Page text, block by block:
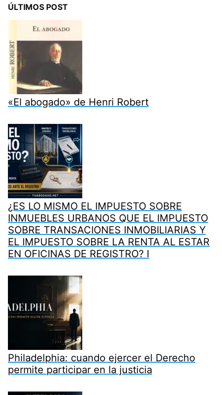
ÚLTIMOS POST
«El abogado» de Henri Robert
¿ES LO MISMO EL IMPUESTO SOBRE
INMUEBLES URBANOS QUE EL IMPUESTO
SOBRE TRANSACIONES INMOBILIARIAS Y
EL IMPUESTO SOBRE LA RENTA AL ESTAR
EN OFICINAS DE REGISTRO? I
Philadelphia: cuando ejercer el Derecho
permite participar en la justicia